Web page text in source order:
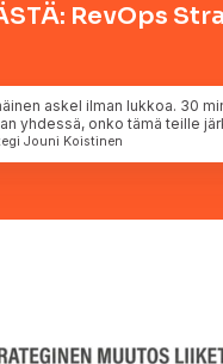
RevOps
askel ilman lukkoa. 30
yhdessä, onko tämä teille
Jouni Koistinen